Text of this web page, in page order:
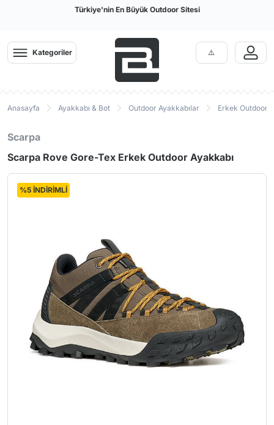
Türkiye'nin En Büyük Outdoor Sitesi
Kategoriler
Anasayfa Ayakkabı & Bot Outdoor Ayakkabılar Erkek Outdoor
Scarpa
Scarpa Rove Gore-Tex Erkek Outdoor Ayakkabı
%5 İNDİRİMLİ